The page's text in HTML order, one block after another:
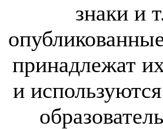
знаки и
принадлежат
и